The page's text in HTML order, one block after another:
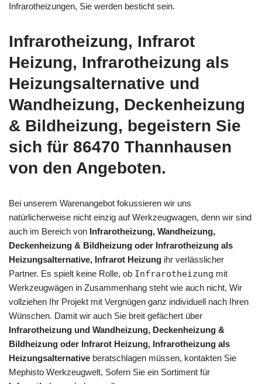
Infrarotheizungen, Sie werden besticht sein.
Infrarotheizung, Infrarot
Heizung, Infrarotheizung als
Heizungsalternative und
Wandheizung, Deckenheizung
& Bildheizung, begeistern Sie
sich für 86470 Thannhausen
von den Angeboten.
Bei unserem Warenangebot fokussieren wir uns
natürlicherweise nicht einzig auf Werkzeugwagen, denn wir sind
auch im Bereich von Infrarotheizung, Wandheizung,
Deckenheizung & Bildheizung oder Infrarotheizung als
Heizungsalternative, Infrarot Heizung ihr verlässlicher
Partner. Es spielt keine Rolle, ob Infrarotheizung mit
Werkzeugwägen in Zusammenhang steht wie auch nicht, Wir
vollziehen Ihr Projekt mit Vergnügen ganz individuell nach Ihren
Wünschen. Damit wir auch Sie breit gefächert über
Infrarotheizung und Wandheizung, Deckenheizung &
Bildheizung oder Infrarot Heizung, Infrarotheizung als
Heizungsalternative beratschlagen müssen, kontakten Sie
Mephisto Werkzeugwelt, Sofern Sie ein Sortiment für